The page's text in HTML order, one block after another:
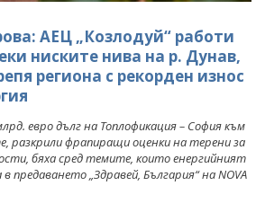
АЕЦ „Козлодуй“ работи
ниските нива на р. Дунав,
региона с рекорден износ
евро дълг на Топлофикация – София към
разкрили фрапиращи оценки на терени за
бяха сред темите, които енергийният
„Здравей, България“ на NOVA